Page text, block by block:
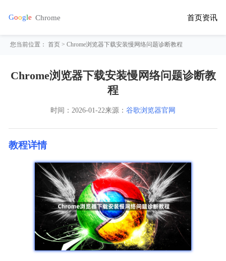
首页资讯
您当前位置：首页 > Chrome浏览器下载安装慢网络问题诊断教程
Chrome浏览器下载安装慢网络问题诊断教
程
时间： 2026-01-22来源： 谷歌浏览器官网
教程详情